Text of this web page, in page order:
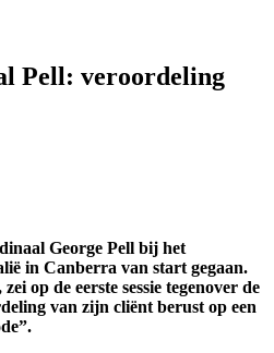
Pell: veroordeling
George Pell bij het
in Canberra van start gegaan.
op de eerste sessie tegenover de
van zijn cliënt berust op een